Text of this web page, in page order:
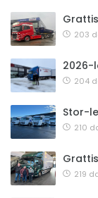
203
2026-
204
Stor-
210
219